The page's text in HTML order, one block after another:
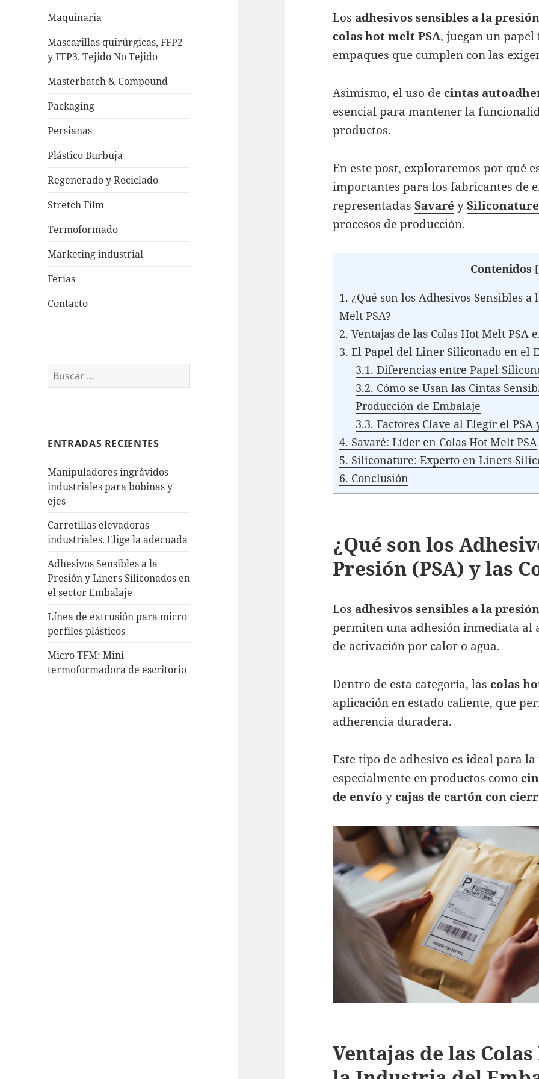
Maquinaria
Mascarillas quirúrgicas, FFP2
y FFP3. Tejido No Tejido
Masterbatch & Compound
Packaging
Persianas
Plástico Burbuja
Regenerado y Reciclado
Stretch Film
Termoformado
Marketing industrial
Ferias
Contacto
Buscar:
ENTRADAS RECIENTES
Manipuladores ingrávidos
industriales para bobinas y
ejes
Carretillas elevadoras
industriales. Elige la adecuada
Adhesivos Sensibles a la
Presión y Liners Siliconados en
el sector Embalaje
Línea de extrusión para micro
perfiles plásticos
Micro TFM: Mini
termoformadora de escritorio
Los adhesivos sensibles a la
colas hot melt PSA, juegan un
empaques que cumplen con las
Asimismo, el uso de cintas
esencial para mantener la
productos.
En este post, exploraremos por qué
importantes para los fabricantes de
representadasSavaré ySiliconature
procesos de producción.
Contenidos [
1. ¿Qué son los Adhesivos Sensibles a
Melt PSA?
2. Ventajas de las Colas Hot Melt
3. El Papel del Liner Siliconado en el
3.1. Diferencias entre Papel
3.2. Cómo se Usan las Cintas
Producción de Embalaje
3.3. Factores Clave al Elegir el
4. Savaré: Líder en Colas Hot Melt PSA
5. Siliconature: Experto en Liners
6. Conclusión
¿Qué son los
Presión (PSA) y las
Los adhesivos sensibles a la
permiten una adhesión inmediata al
de activación por calor o agua.
Dentro de esta categoría, las colas
aplicación en estado caliente, que
adherencia duradera.
Este tipo de adhesivo es ideal para
especialmente en productos como
de envío y cajas de cartón con
Ventajas de las